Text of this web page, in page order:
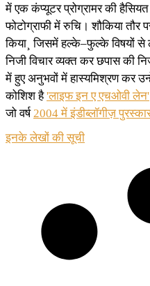
में एक कंप्यूटर प्रोग्रामर की
फोटोग्राफी में रुचि। शौकिया तौर
किया¸ जिसमें हल्के–फुल्के विषयों से
निजी विचार व्यक्त कर छपास की
में हुए अनुभवों में हास्यमिश्रण कर
कोशिश है'लाइफ इन ए एचओवी लेन'
जो वर्ष2004 में इंडीब्लॉगीज़
इनके लेखों की सूची